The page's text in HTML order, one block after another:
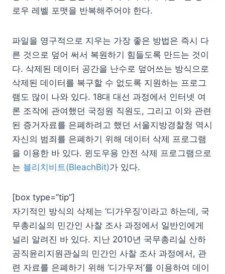
로우 레벨 포맷을 반복해주어야 한다.
파일을 영구적으로 지우는 가장 좋은 방법은 즉시 다
른 것으로 덮어 써서 복원하기 힘들도록 만드는 것이
다. 삭제된 데이터 공간을 난수로 덮어쓰는 방식으로
삭제된 데이터를 복구할 수 없도록 지원하는 프로그
램도 많이 나와 있다. 18대 대선 과정에서 인터넷 여
론 조작에 관여했던 국정원 직원도, 그리고 이와 관련
된 증거자료를 은폐하려고 했던 서울지방경찰청 역시
자신의 범죄를 은폐하기 위해 데이터 삭제 프로그램
을 이용한 바 있다. 윈도우용 안전 삭제 프로그램으로
는 블리치비트(BleachBit)가 있다.
[box type=”tip”]
자기적인 방식의 삭제는 ‘디가우징’이라고 하는데, 국
무총리실의 민간인 사찰 조사 과정에서 일반인에게
널리 알려진 바 있다. 지난 2010년 국무총리실 산하
공직윤리지원관실의 민간인 사찰 조사 과정에서, 관
련 자료를 은폐하기 위해 ‘디가우저’를 이용하여 데이